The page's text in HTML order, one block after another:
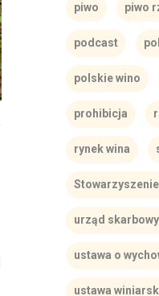
piwo piwo
podcast
polskie wino
prohibicja
rynek wina
urząd skarbowy
ustawa o
ustawa